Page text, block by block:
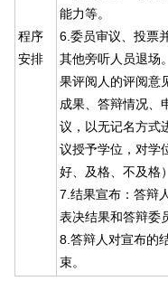
程序
安排
能力等。
6.委员审议、投票
其他旁听人员退场
果评阅人的评阅意
成果、答辩情况、
议，以无记名方式
议授予学位，对学
好、及格、不及格
7.结果宣布：答辩
表决结果和答辩委
8.答辩人对宣布的
束。